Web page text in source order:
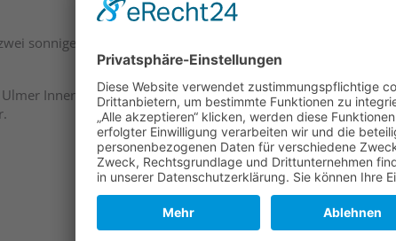
sonnige
Innenstadt
In den Mietpreisen des Ulmer
Telefon-/Kabel- und GEZ-
Kosten enthalten.
Es stehen 7 PKW-
mtl. zur Verfügung!